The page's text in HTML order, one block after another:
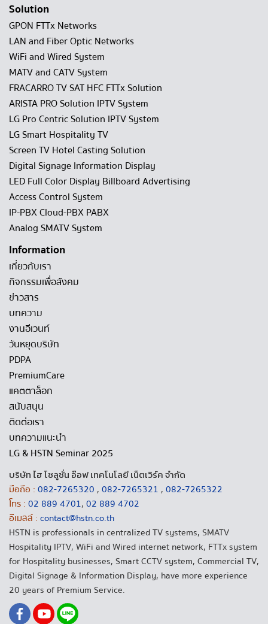
Solution
GPON FTTx Networks
LAN and Fiber Optic Networks
WiFi and Wired System
MATV and CATV System
FRACARRO TV SAT HFC FTTx Solution
ARISTA PRO Solution IPTV System
LG Pro Centric Solution IPTV System
LG Smart Hospitality TV
Screen TV Hotel Casting Solution
Digital Signage Information Display
LED Full Color Display Billboard Advertising
Access Control System
IP-PBX Cloud-PBX PABX
Analog SMATV System
Information
เกี่ยวกับเรา
กิจกรรมเพื่อสังคม
ข่าวสาร
บทความ
งานอีเวนท์
วันหยุดบริษัท
PDPA
PremiumCare
แคตตาล็อก
สนับสนุน
ติดต่อเรา
บทความแนะนำ
LG & HSTN Seminar 2025
บริษัท ไฮ โซลูชั่น อ๊อฟ เทคโนโลยี เน็ตเวิร์ค จำกัด
มือถือ : 082-7265320 , 082-7265321 , 082-7265322
โทร : 02 889 4701, 02 889 4702
อีเมลล์ : contact@hstn.co.th
HSTN is professionals in centralized TV systems, SMATV
Hospitality IPTV, WiFi and Wired internet network, FTTx system
for Hospitality businesses, Smart CCTV system, Commercial TV,
Digital Signage & Information Display, have more experience
20 years of Premium Service.